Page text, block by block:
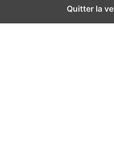
Quitter la